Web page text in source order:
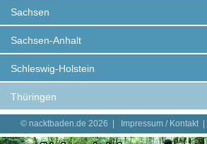
Sachsen
Sachsen-Anhalt
Schleswig-Holstein
Thüringen
© nacktbaden.de 2026 | Impressum / Kontakt|